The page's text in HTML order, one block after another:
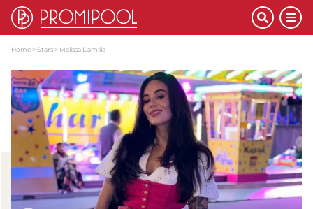
Home Stars Melissa Damilia